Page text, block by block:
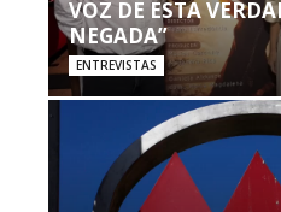
VOZ DE ESTA
NEGADA”
ENTREVISTAS